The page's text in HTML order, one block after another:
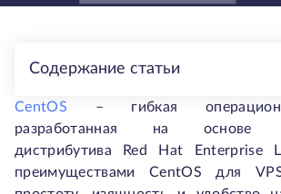
Содержание статьи
CentOS – гибкая
разработанная на основе
дистрибутива Red Hat Enterprise
преимуществами CentOS для